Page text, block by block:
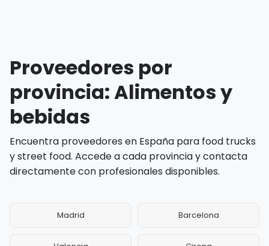
Proveedores por
provincia: Alimentos y
bebidas
Encuentra proveedores en España para food trucks
y street food. Accede a cada provincia y contacta
directamente con profesionales disponibles.
Madrid Barcelona